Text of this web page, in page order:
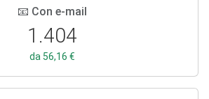
📧 Con e-mail
1.404
da 56,16 €